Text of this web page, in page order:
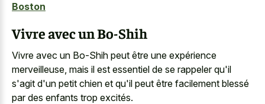
Boston
Vivre avec un Bo-Shih
Vivre avec un Bo-Shih peut être une expérience
merveilleuse, mais il est essentiel de se rappeler qu'il
s'agit d'un petit chien et qu'il peut être facilement blessé
par des enfants trop excités.